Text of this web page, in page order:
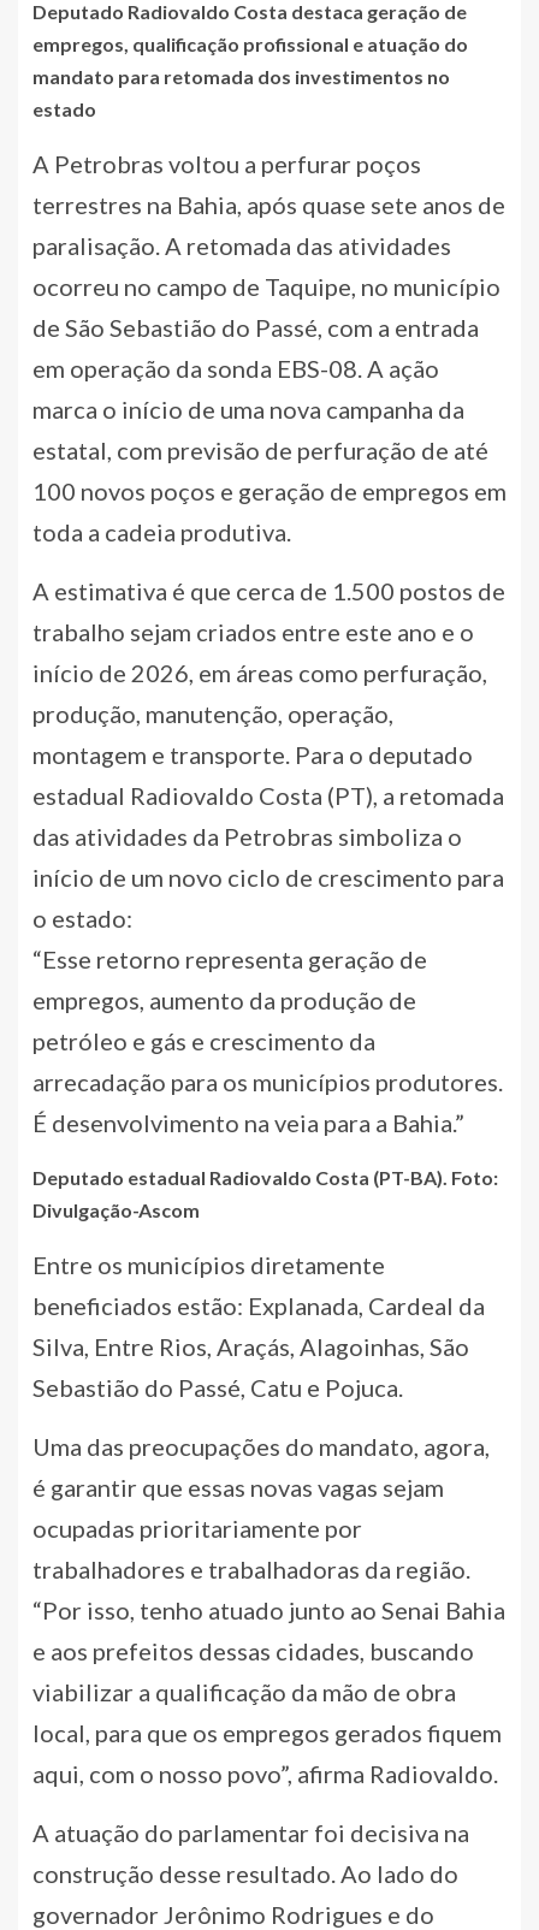
Deputado Radiovaldo Costa destaca geração de
empregos, qualificação profissional e atuação do
mandato para retomada dos investimentos no
estado
A Petrobras voltou a perfurar poços
terrestres na Bahia, após quase sete anos de
paralisação. A retomada das atividades
ocorreu no campo de Taquipe, no município
de São Sebastião do Passé, com a entrada
em operação da sonda EBS-08. A ação
marca o início de uma nova campanha da
estatal, com previsão de perfuração de até
100 novos poços e geração de empregos em
toda a cadeia produtiva.
A estimativa é que cerca de 1.500 postos de
trabalho sejam criados entre este ano e o
início de 2026, em áreas como perfuração,
produção, manutenção, operação,
montagem e transporte. Para o deputado
estadual Radiovaldo Costa (PT), a retomada
das atividades da Petrobras simboliza o
início de um novo ciclo de crescimento para
o estado:
“Esse retorno representa geração de
empregos, aumento da produção de
petróleo e gás e crescimento da
arrecadação para os municípios produtores.
É desenvolvimento na veia para a Bahia.”
Deputado estadual Radiovaldo Costa (PT-BA). Foto:
Divulgação-Ascom
Entre os municípios diretamente
beneficiados estão: Explanada, Cardeal da
Silva, Entre Rios, Araçás, Alagoinhas, São
Sebastião do Passé, Catu e Pojuca.
Uma das preocupações do mandato, agora,
é garantir que essas novas vagas sejam
ocupadas prioritariamente por
trabalhadores e trabalhadoras da região.
“Por isso, tenho atuado junto ao Senai Bahia
e aos prefeitos dessas cidades, buscando
viabilizar a qualificação da mão de obra
local, para que os empregos gerados fiquem
aqui, com o nosso povo”, afirma Radiovaldo.
A atuação do parlamentar foi decisiva na
construção desse resultado. Ao lado do
governador Jerônimo Rodrigues e do